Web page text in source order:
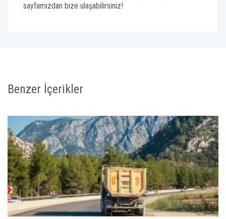
sayfamızdan bize ulaşabilirsiniz!
Benzer İçerikler